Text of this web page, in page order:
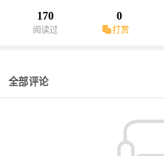
170
阅读过
0
打赏
全部评论